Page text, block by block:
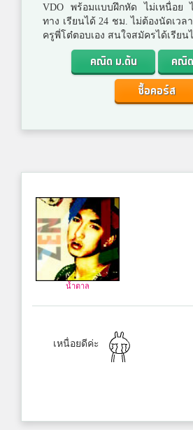
VDO พร้อมแบบฝึกหัด ไม่เหนื่อย
ทาง เรียนได้ 24 ชม. ไม่ต้องนัดเวล
ครูพี่โต๋ตอบเอง สนใจสมัครได้เรียน
คณิต ม.ต้น
คณิ
ซื้อคอร์ส
น้ำตาล
เหนื่อยดีค่ะ